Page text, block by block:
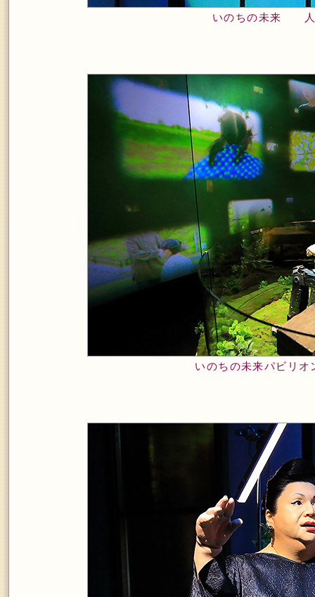
いのちの未来 人
いのちの未来パビリ